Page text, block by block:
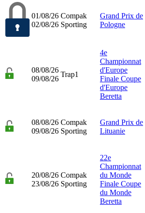
01/08/26
02/08/26
Compak
Sporting
Grand Prix de
Pologne
08/08/26
09/08/26
Trap1
4e
Championnat
d'Europe
Finale Coupe
d'Europe
Beretta
08/08/26
09/08/26
Compak
Sporting
Grand Prix de
Lituanie
20/08/26
23/08/26
Compak
Sporting
22e
Championnat
du Monde
Finale Coupe
du Monde
Beretta